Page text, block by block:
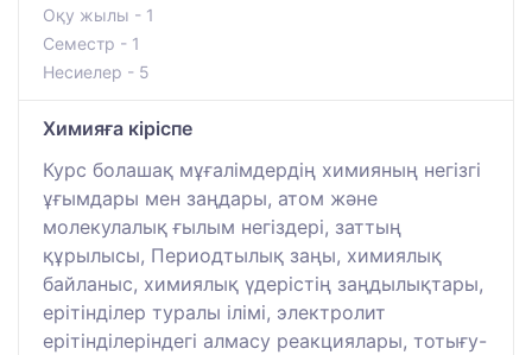
Оқу жылы - 1
Семестр - 1
Несиелер - 5
Химияға кіріспе
Курс болашақ мұғалімдердің химияның негізгі
ұғымдары мен заңдары, атом және
молекулалық ғылым негіздері, заттың
құрылысы, Периодтылық заңы, химиялық
байланыс, химиялық үдерістің заңдылықтары,
ерітінділер туралы ілімі, электролит
ерітінділеріндегі алмасу реакциялары, тотығу-